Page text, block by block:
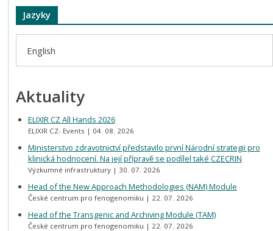
Jazyky
English
Aktuality
ELIXIR CZ All Hands 2026
ELIXIR CZ- Events 04. 08. 2026
Ministerstvo zdravotnictví představilo první Národní strategii pro
klinická hodnocení. Na její přípravě se podílel také CZECRIN
Výzkumné infrastruktury 30. 07. 2026
Head of the New Approach Methodologies (NAM) Module
České centrum pro fenogenomiku 22. 07. 2026
Head of the Transgenic and Archiving Module (TAM)
České centrum pro fenogenomiku 22. 07. 2026